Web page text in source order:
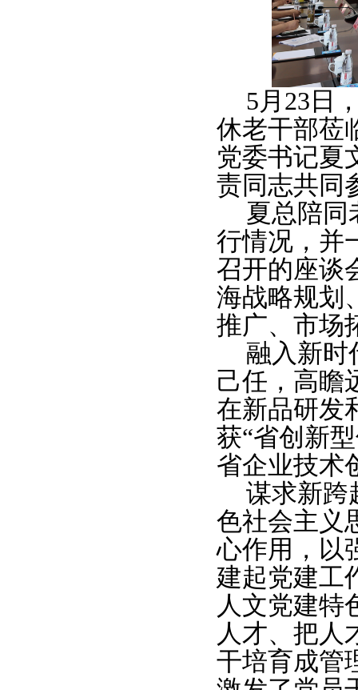
5月23日
休老干部莅
党委书记夏
责同志共同
夏总陪同
行情况，并
召开的座谈
海战略规划
推广、市场
融入新时
己任，高瞻
在新品研发
获“省创新
省企业技术
谋求新跨
色社会主义
心作用，以
建起党建工
人文党建特
人才、把人
干培育成管